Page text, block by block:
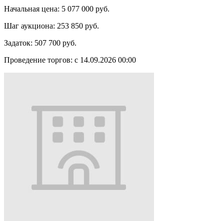
Начальная цена: 5 077 000 руб.
Шаг аукциона: 253 850 руб.
Задаток: 507 700 руб.
Проведение торгов: с 14.09.2026 00:00